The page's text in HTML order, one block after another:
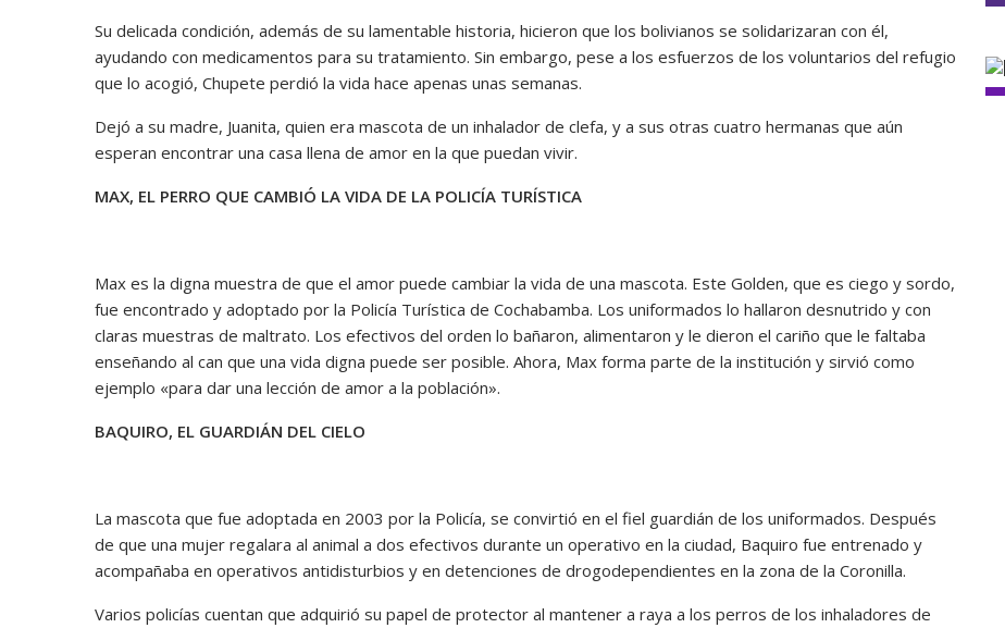
Su delicada condición, además de su lamentable historia, hicieron que los bolivianos se solidarizaran con él,
ayudando con medicamentos para su tratamiento. Sin embargo, pese a los esfuerzos de los voluntarios del refugio
que lo acogió, Chupete perdió la vida hace apenas unas semanas.
Dejó a su madre, Juanita, quien era mascota de un inhalador de clefa, y a sus otras cuatro hermanas que aún
esperan encontrar una casa llena de amor en la que puedan vivir.
MAX, EL PERRO QUE CAMBIÓ LA VIDA DE LA POLICÍA TURÍSTICA
Max es la digna muestra de que el amor puede cambiar la vida de una mascota. Este Golden, que es ciego y sordo,
fue encontrado y adoptado por la Policía Turística de Cochabamba. Los uniformados lo hallaron desnutrido y con
claras muestras de maltrato. Los efectivos del orden lo bañaron, alimentaron y le dieron el cariño que le faltaba
enseñando al can que una vida digna puede ser posible. Ahora, Max forma parte de la institución y sirvió como
ejemplo «para dar una lección de amor a la población».
BAQUIRO, EL GUARDIÁN DEL CIELO
La mascota que fue adoptada en 2003 por la Policía, se convirtió en el fiel guardián de los uniformados. Después
de que una mujer regalara al animal a dos efectivos durante un operativo en la ciudad, Baquiro fue entrenado y
acompañaba en operativos antidisturbios y en detenciones de drogodependientes en la zona de la Coronilla.
Varios policías cuentan que adquirió su papel de protector al mantener a raya a los perros de los inhaladores de